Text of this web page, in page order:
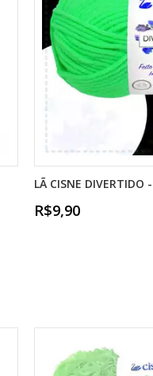
LÃ CISNE DIVERTIDO
R$9,90